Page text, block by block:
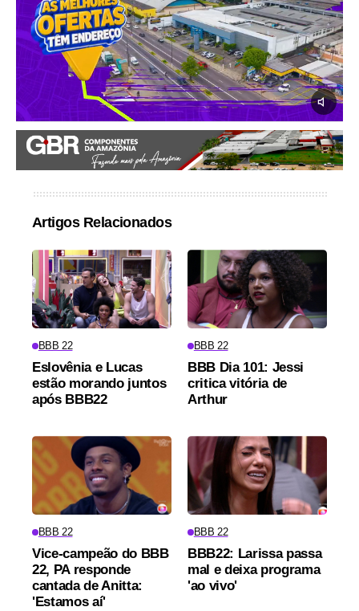
Artigos Relacionados
BBB 22
Eslovênia e Lucas
estão morando juntos
após BBB22
BBB 22
BBB Dia 101: Jessi
critica vitória de
Arthur
BBB 22
Vice-campeão do BBB
22, PA responde
cantada de Anitta:
'Estamos aí'
BBB 22
BBB22: Larissa passa
mal e deixa programa
'ao vivo'